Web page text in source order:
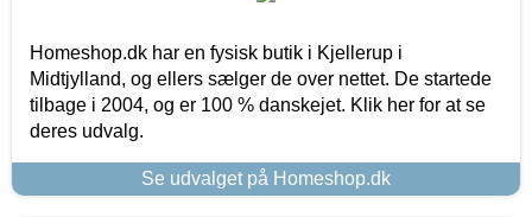
Homeshop.dk har en fysisk butik i Kjellerup i
Midtjylland, og ellers sælger de over nettet. De startede
tilbage i 2004, og er 100 % danskejet. Klik her for at se
deres udvalg.
Se udvalget på Homeshop.dk